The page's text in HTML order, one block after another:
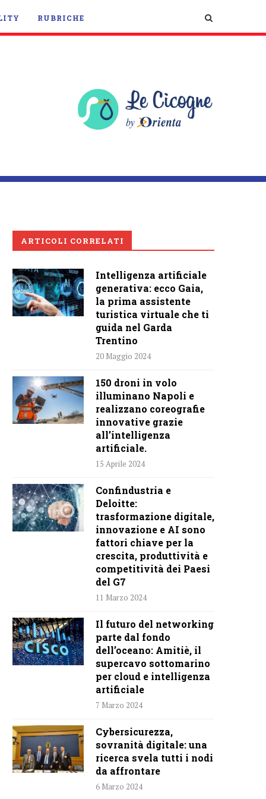
RUBRICHE
ARTICOLI CORRELATI
Intelligenza artificiale
generativa: ecco Gaia,
la prima assistente
turistica virtuale che ti
guida nel Garda
Trentino
20 Maggio 2024
150 droni in volo
illuminano Napoli e
realizzano coreografie
innovative grazie
all’intelligenza
artificiale.
15 Aprile 2024
Confindustria e
Deloitte:
trasformazione digitale,
innovazione e AI sono
fattori chiave per la
crescita, produttività e
competitività dei Paesi
del G7
11 Marzo 2024
Il futuro del networking
parte dal fondo
dell’oceano: Amitiè, il
supercavo sottomarino
per cloud e intelligenza
artificiale
7 Marzo 2024
Cybersicurezza,
sovranità digitale: una
ricerca svela tutti i nodi
da affrontare
6 Marzo 2024